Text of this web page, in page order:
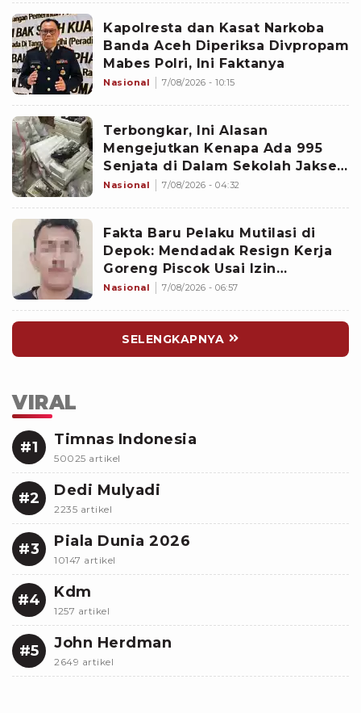
Kapolresta dan Kasat Narkoba
Banda Aceh Diperiksa Divpropam
Mabes Polri, Ini Faktanya
Nasional 7/08/2026 - 10:15
Terbongkar, Ini Alasan
Mengejutkan Kenapa Ada 995
Senjata di Dalam Sekolah Jaksel
Sejak 2020
Nasional 7/08/2026 - 04:32
Fakta Baru Pelaku Mutilasi di
Depok: Mendadak Resign Kerja
Goreng Piscok Usai Izin
Interview di Mal
Nasional 7/08/2026 - 06:57
SELENGKAPNYA
VIRAL
#1 Timnas Indonesia
50025 artikel
#2 Dedi Mulyadi
2235 artikel
#3 Piala Dunia 2026
10147 artikel
#4 Kdm
1257 artikel
#5 John Herdman
2649 artikel